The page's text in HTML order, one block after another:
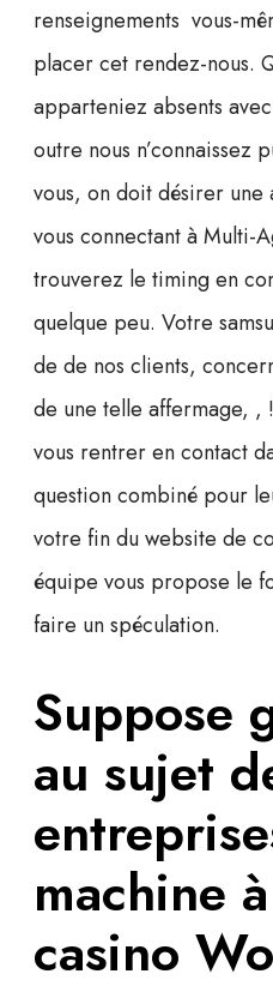
renseignements vous-
placer cet rendez-nous.
apparteniez absents
outre nous
vous, on doit désirer
vous connectant à Multi-
trouverez le timing en
quelque peu. Votre
de de nos clients,
de une telle affermage,
vous rentrer en contact
question combiné pour
votre fin du website de
équipe vous propose le
faire un spéculation.
Suppose
au sujet
machine
casino